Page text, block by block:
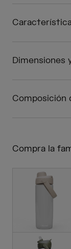
Dimensiones
Composición
Compra la